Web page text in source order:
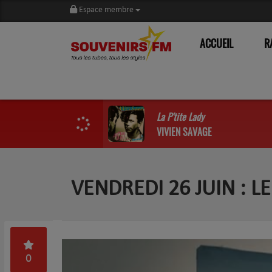
Espace membre
ACCUEIL
La P'tite Lady
VIVIEN SAVAGE
VENDREDI 26 JUIN :
0